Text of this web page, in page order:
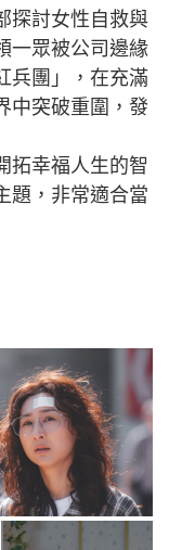
探討女性自救與
一眾被公司邊緣
兵團」，在充滿
中突破重圍，發
拓幸福人生的智
題，非常適合當